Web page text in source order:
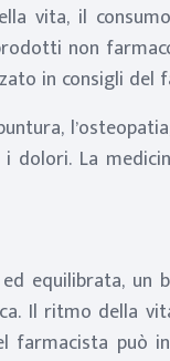
vita, il
non
in consigli del
La
equilibrata, un
Il ritmo della
può